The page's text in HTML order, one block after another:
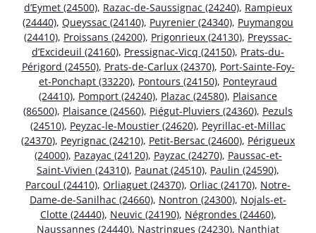
d’Eymet (24500), Razac-de-Saussignac (24240), Rampieux
(24440), Queyssac (24140), Puyrenier (24340), Puymangou
(24410), Proissans (24200), Prigonrieux (24130), Preyssac-
d’Excideuil (24160), Pressignac-Vicq (24150), Prats-du-
Périgord (24550), Prats-de-Carlux (24370), Port-Sainte-Foy-
et-Ponchapt (33220), Pontours (24150), Ponteyraud
(24410), Pomport (24240), Plazac (24580), Plaisance
(86500), Plaisance (24560), Piégut-Pluviers (24360), Pezuls
(24510), Peyzac-le-Moustier (24620), Peyrillac-et-Millac
(24370), Peyrignac (24210), Petit-Bersac (24600), Périgueux
(24000), Pazayac (24120), Payzac (24270), Paussac-et-
Saint-Vivien (24310), Paunat (24510), Paulin (24590),
Parcoul (24410), Orliaguet (24370), Orliac (24170), Notre-
Dame-de-Sanilhac (24660), Nontron (24300), Nojals-et-
Clotte (24440), Neuvic (24190), Négrondes (24460),
Naussannes (24440), Nastringues (24230), Nanthiat